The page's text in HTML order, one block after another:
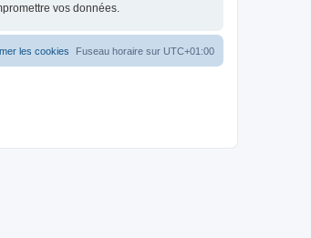
vos données.
Fuseau horaire sur UTC+01:00
les cookies